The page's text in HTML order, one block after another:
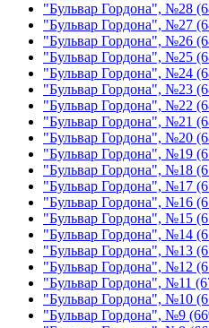
"Бульвар Гордона", №28
"Бульвар Гордона", №27
"Бульвар Гордона", №26
"Бульвар Гордона", №25
"Бульвар Гордона", №24
"Бульвар Гордона", №23
"Бульвар Гордона", №22
"Бульвар Гордона", №21
"Бульвар Гордона", №20
"Бульвар Гордона", №19
"Бульвар Гордона", №18
"Бульвар Гордона", №17
"Бульвар Гордона", №16
"Бульвар Гордона", №15
"Бульвар Гордона", №14
"Бульвар Гордона", №13
"Бульвар Гордона", №12
"Бульвар Гордона", №11
"Бульвар Гордона", №10
"Бульвар Гордона", №9